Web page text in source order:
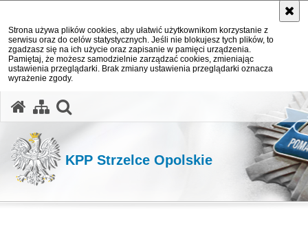
Strona używa plików cookies, aby ułatwić użytkownikom korzystanie z
serwisu oraz do celów statystycznych. Jeśli nie blokujesz tych plików, to
zgadzasz się na ich użycie oraz zapisanie w pamięci urządzenia.
Pamiętaj, że możesz samodzielnie zarządzać cookies, zmieniając
ustawienia przeglądarki. Brak zmiany ustawienia przeglądarki oznacza
wyrażenie zgody.
KPP Strzelce Opolskie